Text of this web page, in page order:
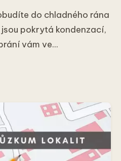
do chladného rána
pokrytá kondenzací,
vám ve...